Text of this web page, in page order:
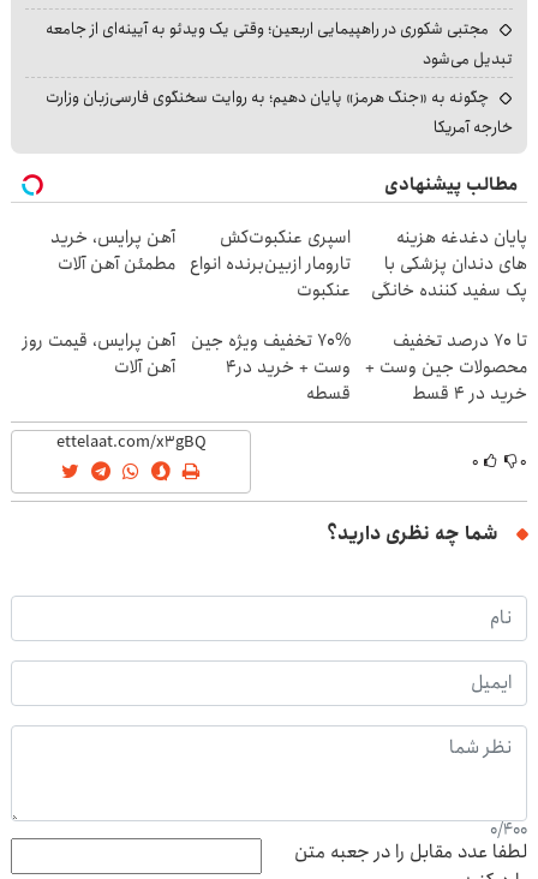
مجتبی شکوری در راهپیمایی اربعین؛ وقتی یک ویدئو به آیینه‌ای از جامعه
تبدیل می‌شود
چگونه به «جنگ هرمز» پایان دهیم؛ به روایت سخنگوی فارسی‌زبان وزارت
خارجه آمریکا
مطالب پیشنهادی
پایان دغدغه هزینه
های دندان پزشکی با
پک سفید کننده خانگی
اسپری عنکبوت‌‌کش
تارومار ازبین‌برنده انواع
عنکبوت
آهن پرایس، خرید
مطمئن آهن آلات
تا 70 درصد تخفیف
محصولات جین وست +
خرید در 4 قسط
70% تخفیف ویژه جین
وست + خرید در4
قسطه
آهن پرایس، قیمت روز
آهن آلات
۰ ۰
شما چه نظری دارید؟
0/400
لطفا عدد مقابل را در جعبه متن